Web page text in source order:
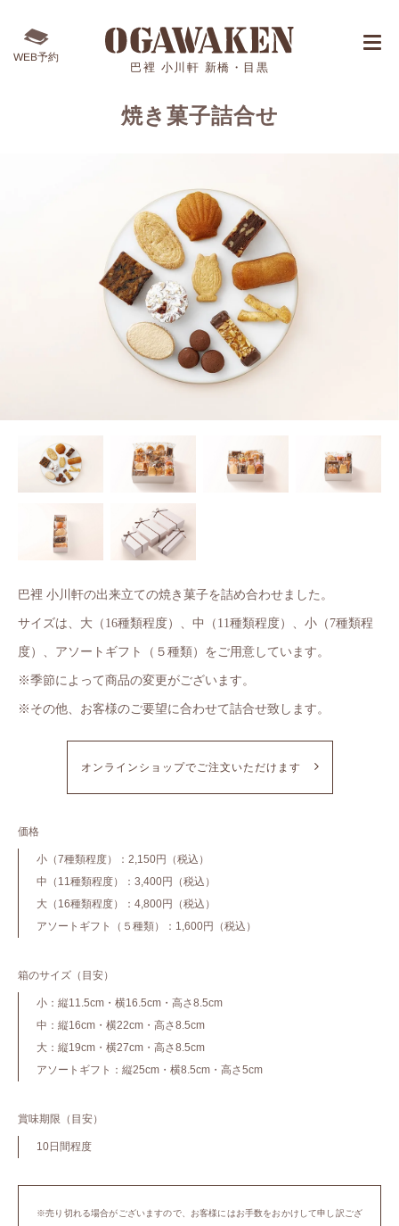
WEB予約
巴裡 小川軒 新橋・目黒
焼き菓子詰合せ
巴裡 小川軒の出来立ての焼き菓子を詰め合わせました。
サイズは、大（16種類程度）、中（11種類程度）、小（7種類程
度）、アソートギフト（５種類）をご用意しています。
※季節によって商品の変更がございます。
※その他、お客様のご要望に合わせて詰合せ致します。
オンラインショップでご注文いただけます
価格
小（7種類程度）：2,150円（税込）
中（11種類程度）：3,400円（税込）
大（16種類程度）：4,800円（税込）
アソートギフト（５種類）：1,600円（税込）
箱のサイズ（目安）
小：縦11.5cm・横16.5cm・高さ8.5cm
中：縦16cm・横22cm・高さ8.5cm
大：縦19cm・横27cm・高さ8.5cm
アソートギフト：縦25cm・横8.5cm・高さ5cm
賞味期限（目安）
10日間程度
※売り切れる場合がございますので、お客様にはお手数をおかけして申し訳ござ